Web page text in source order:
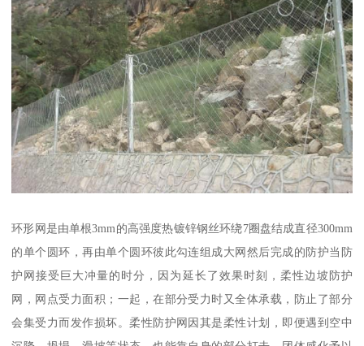
环形网是由单根3mm的高强度热镀锌钢丝环绕7圈盘结成直径300mm
的单个圆环，再由单个圆环彼此勾连组成大网然后完成的防护当防
护网接受巨大冲量的时分，因为延长了效果时刻，柔性边坡防护
网，网点受力面积；一起，在部分受力时又全体承载，防止了部分
会集受力而发作损坏。柔性防护网因其是柔性计划，即便遇到空中